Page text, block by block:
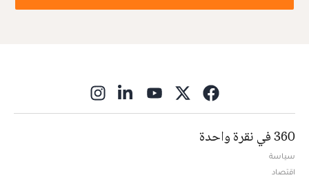
360 في نقرة واحدة
سياسة
اقتصاد